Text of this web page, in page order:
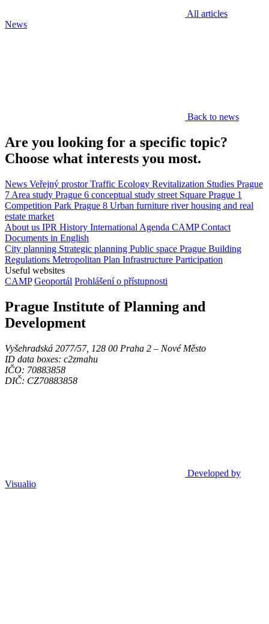
All articles
News
Back to news
Are you looking for a specific topic?
Choose what interests you most.
News Veřejný prostorTraffic Ecology Revitalization Studies Prague
7 Area study Prague 6 conceptual study street Square Prague 1
Competition Park Prague 8 Urban furniture riverhousing and real
estate market
About us IPR History International Agenda CAMPContact
Documents in English
City planning Strategic planning Public space Prague Building
Regulations Metropolitan Plan Infrastructure Participation
Useful websites
CAMP Geoportál Prohlášení o přístupnosti
Prague Institute of Planning and
Development
Vyšehradská 2077/57, 128 00 Praha 2 ‒ Nové Město
ID data boxes: c2zmahu
IČO: 70883858
DIČ: CZ70883858
Developed by
Visualio